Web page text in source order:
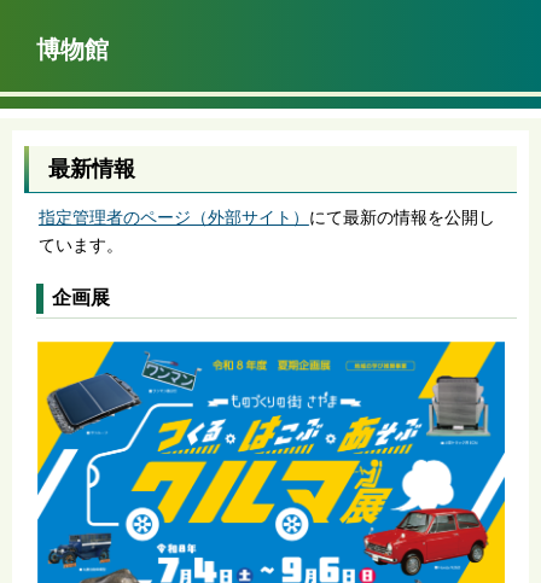
か
博物館
最新情報
指定管理者のページ（外部サイト） にて最新の情報を公開し
ています。
企画展